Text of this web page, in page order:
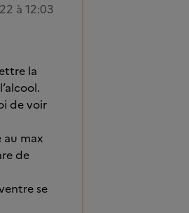
à 12:03
la
de voir
max
de
se